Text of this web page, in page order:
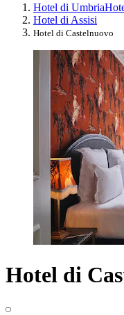
Hotel di Umbria
Hotel di Assisi
Hotel di Castelnuovo
Hotel di